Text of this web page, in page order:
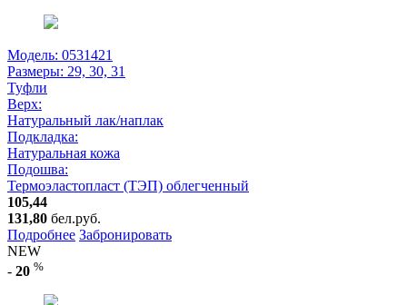
Модель: 0531421
Размеры: 29, 30, 31
Туфли
Верх:
Натуральный лак/наплак
Подкладка:
Натуральная кожа
Подошва:
Термоэластопласт (ТЭП) облегченный
105,44
131,80 бел.руб.
Подробнее Забронировать
NEW
- 20 %